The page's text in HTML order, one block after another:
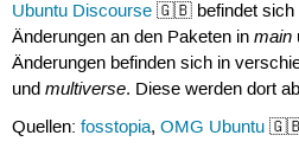
Ubuntu Discourse🇬🇧 befindet sich
Änderungen an den Paketen in main
Änderungen befinden sich in
und multiverse. Diese werden dort
Quellen: fosstopia, OMG Ubuntu